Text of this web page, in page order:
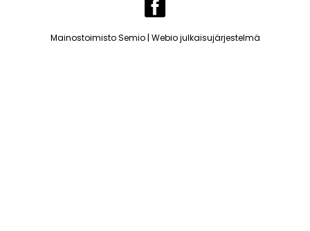
Mainostoimisto Semio| Webio julkaisujärjestelmä